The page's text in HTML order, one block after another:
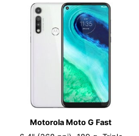
Motorola Moto G Fast